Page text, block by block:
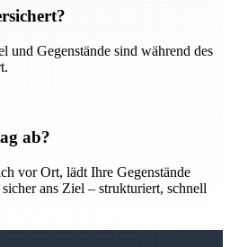
und Gegenstände sind während des
ab?
vor Ort, lädt Ihre Gegenstände
ans Ziel – strukturiert, schnell